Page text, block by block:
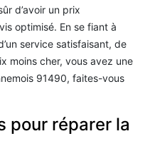
d’avoir un prix
optimisé. En se fiant à
service satisfaisant, de
moins cher, vous avez une
91490, faites-vous
pour réparer la